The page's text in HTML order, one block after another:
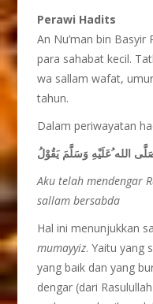
Perawi Hadits
An Nu’man bin
para sahabat kecil.
wa sallam wafat,
tahun.
Dalam periwayatan
الله ُعَلَيْهِ وَسَلَّمَ يَقُوْلُ
Aku telah mendengar
sallam bersabda
Hal ini menunjukkan
mumayyiz. Yaitu yang
yang baik dan yang
dengar (dari